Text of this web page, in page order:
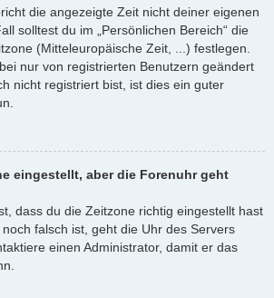
die angezeigte Zeit nicht deiner eigenen
solltest du im „Persönlichen Bereich“ die
(Mitteleuropäische Zeit, ...) festlegen.
nur von registrierten Benutzern geändert
nicht registriert bist, ist dies ein guter
eingestellt, aber die Forenuhr geht
dass du die Zeitzone richtig eingestellt hast
falsch ist, geht die Uhr des Servers
einen Administrator, damit er das